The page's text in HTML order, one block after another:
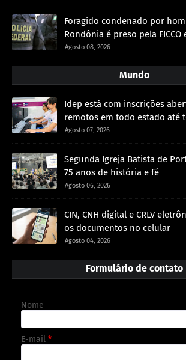
Foragido condenado por
Rondônia é preso pela FICCO
Agosto 08, 2026
Mundo
Idep está com inscrições
remotos em todo estado até
Agosto 07, 2026
Segunda Igreja Batista de
75 anos de história e fé
Agosto 06, 2026
CIN, CNH digital e CRLV
os documentos no celular
Agosto 04, 2026
Formulário de contato
Nome
E-mail *